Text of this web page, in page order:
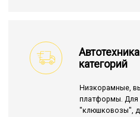
категорий
Низкорамные,
платформы. Для
"клюшковозы",